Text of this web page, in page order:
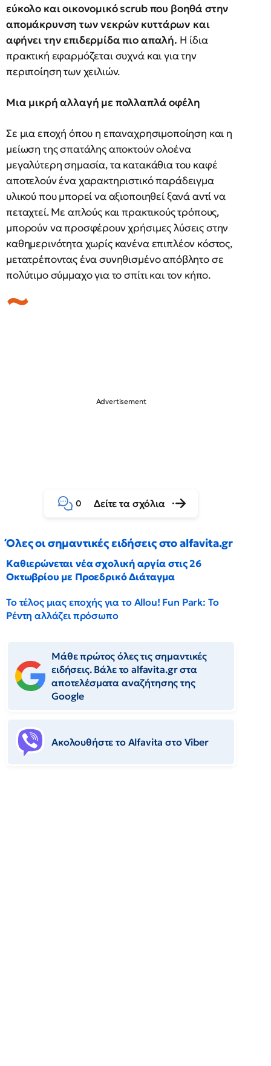
εύκολο και οικονομικό scrub που βοηθά στην
απομάκρυνση των νεκρών κυττάρων και
αφήνει την επιδερμίδα πιο απαλή. Η ίδια
πρακτική εφαρμόζεται συχνά και για την
περιποίηση των χειλιών.
Μια μικρή αλλαγή με πολλαπλά οφέλη
Σε μια εποχή όπου η επαναχρησιμοποίηση και η
μείωση της σπατάλης αποκτούν ολοένα
μεγαλύτερη σημασία, τα κατακάθια του καφέ
αποτελούν ένα χαρακτηριστικό παράδειγμα
υλικού που μπορεί να αξιοποιηθεί ξανά αντί να
πεταχτεί. Με απλούς και πρακτικούς τρόπους,
μπορούν να προσφέρουν χρήσιμες λύσεις στην
καθημερινότητα χωρίς κανένα επιπλέον κόστος,
μετατρέποντας ένα συνηθισμένο απόβλητο σε
πολύτιμο σύμμαχο για το σπίτι και τον κήπο.
0 Δείτε τα σχόλια
Όλες οι σημαντικές ειδήσεις στο alfavita.gr
Καθιερώνεται νέα σχολική αργία στις 26
Οκτωβρίου με Προεδρικό Διάταγμα
Το τέλος μιας εποχής για το Allou! Fun Park: Το
Ρέντη αλλάζει πρόσωπο
Μάθε πρώτος όλες τις σημαντικές
ειδήσεις. Βάλε το alfavita.gr στα
αποτελέσματα αναζήτησης της
Google
Ακολουθήστε το Αlfavita στο Viber